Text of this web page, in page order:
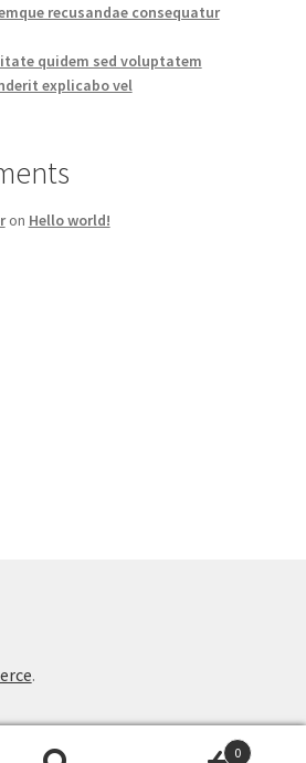
recusandae consequatur
quidem sed voluptatem
explicabo vel
on Hello world!
.
0